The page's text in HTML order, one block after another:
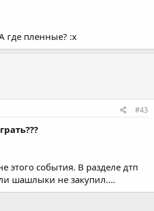
где пленные? :x
#43
этого события. В разделе дтп
шашлыки не закупил....